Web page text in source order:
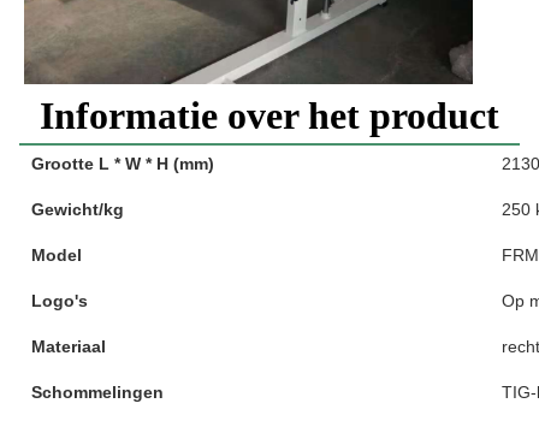
Informatie over het product
Grootte L * W * H (mm)
Gewicht/kg 250
Model
Logo's Op
Materiaal
Schommelingen